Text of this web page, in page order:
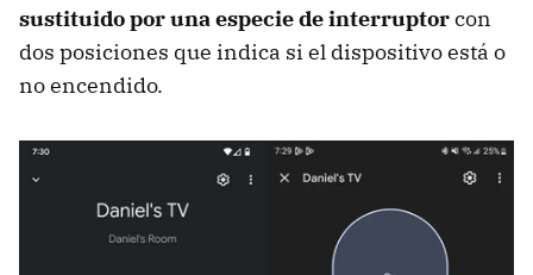
sustituido por una especie de interruptorcon
dos posiciones que indica si el dispositivo está o
no encendido.